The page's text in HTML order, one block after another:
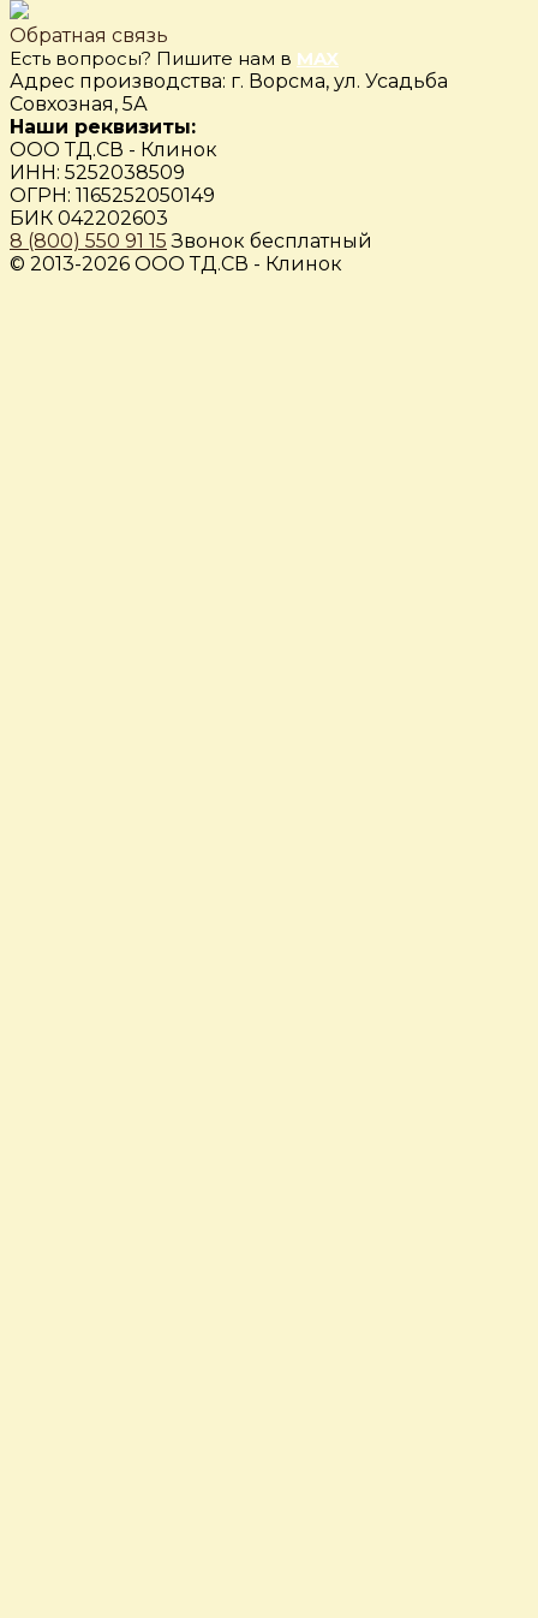
Обратная связь
Есть вопросы? Пишите нам в MAX
Адрес производства: г. Ворсма, ул. Усадьба
Совхозная, 5А
Наши реквизиты:
ООО ТД.СВ - Клинок
ИНН: 5252038509
ОГРН: 1165252050149
БИК 042202603
8 (800) 550 91 15 Звонок бесплатный
© 2013-2026 ООО ТД.СВ - Клинок